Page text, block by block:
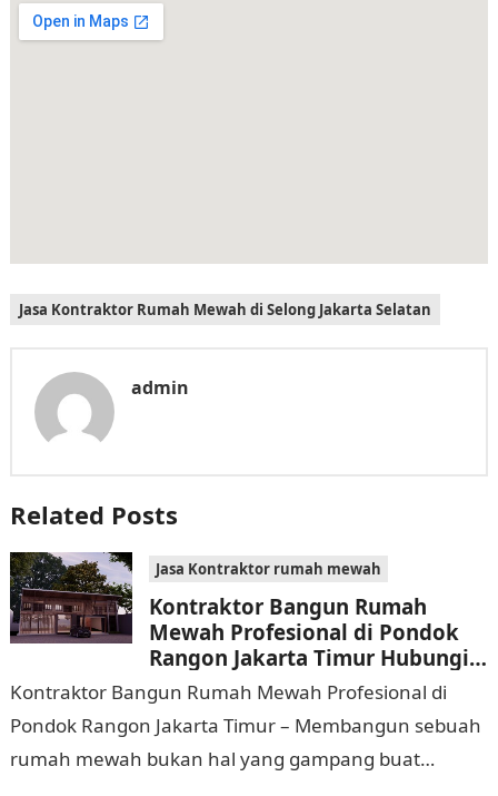
Jasa Kontraktor Rumah Mewah di Selong Jakarta Selatan
admin
Related Posts
Jasa Kontraktor rumah mewah
Kontraktor Bangun Rumah
Mewah Profesional di Pondok
Rangon Jakarta Timur Hubungi
0811 9933 588
Kontraktor Bangun Rumah Mewah Profesional di
Pondok Rangon Jakarta Timur – Membangun sebuah
rumah mewah bukan hal yang gampang buat